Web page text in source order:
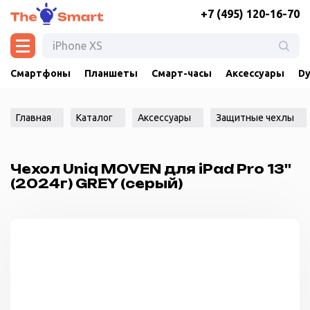
+7 (495) 120-16-70
Смартфоны Планшеты Смарт-часы Аксессуары
Главная Каталог Аксессуары Защитные чехлы
Чехол Uniq MOVEN для iPad Pro 13''
(2024г) GREY (серый)